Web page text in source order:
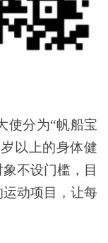
分为“帆船宝
以上的身体健
不设门槛，目
动项目，让每